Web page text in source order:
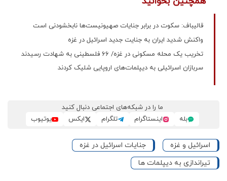
قالیباف: سکوت در برابر جنایات صهیونیست‌ها نابخشودنی است
واکنش شدید ایران به جنایت جدید اسرائیل در غزه
تخریب یک محله مسکونی در غزه/ ۶۶ فلسطینی به شهادت رسیدند
سربازان اسرائیلی به دیپلمات‌های اروپایی شلیک کردند
ما را در شبکه‌های اجتماعی دنبال کنید
بله
اینستاگرام تلگرام ایکس یوتیوب
اسرائیل و غزه
جنایات اسرائیل در غزه
تیراندازی به دیپلمات ها